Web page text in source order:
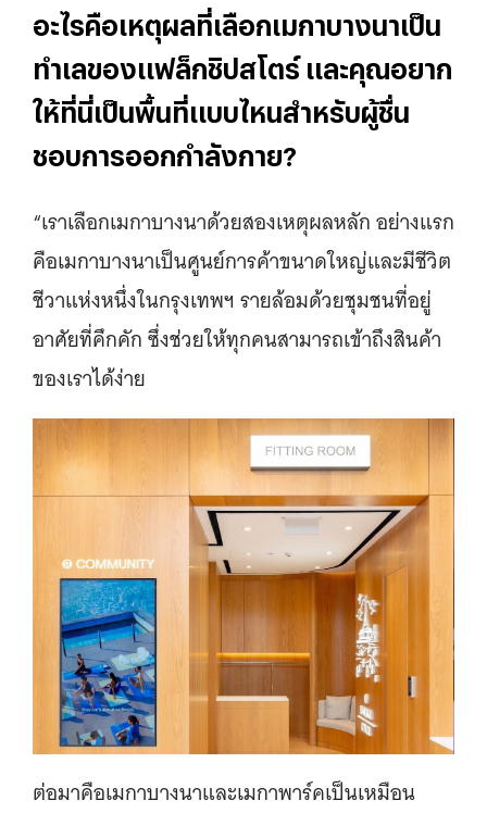
อะไรคือเหตุผลที่เลือกเมกาบางนาเป็น
ทำเลของแฟล็กชิปสโตร์ และคุณอยาก
ให้ที่นี่เป็นพื้นที่แบบไหนสำหรับผู้ชื่น
ชอบการออกกำลังกาย?
“เราเลือกเมกาบางนาด้วยสองเหตุผลหลัก อย่างแรก
คือเมกาบางนาเป็นศูนย์การค้าขนาดใหญ่และมีชีวิต
ชีวาแห่งหนึ่งในกรุงเทพฯ รายล้อมด้วยชุมชนที่อยู่
อาศัยที่คึกคัก ซึ่งช่วยให้ทุกคนสามารถเข้าถึงสินค้า
ของเราได้ง่าย
ต่อมาคือเมกาบางนาและเมกาพาร์คเป็นเหมือน